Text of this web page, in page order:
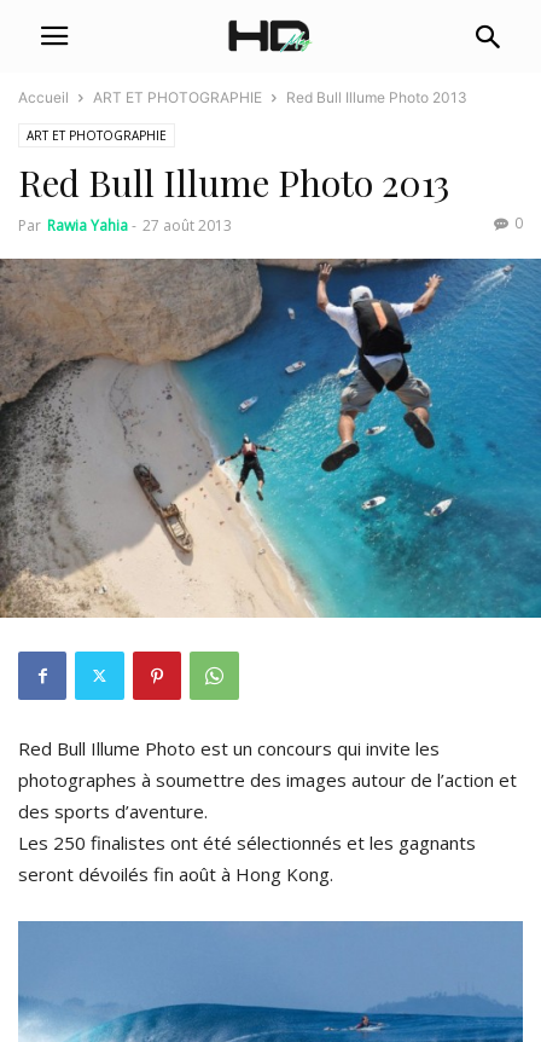
Accueil ART ET PHOTOGRAPHIE Red Bull Illume Photo 2013
ART ET PHOTOGRAPHIE
Red Bull Illume Photo 2013
Par Rawia Yahia- 27 août 2013 0
Red Bull Illume Photo est un concours qui invite les
photographes à soumettre des images autour de l’action et
des sports d’aventure.
Les 250 finalistes ont été sélectionnés et les gagnants
seront dévoilés fin août à Hong Kong.